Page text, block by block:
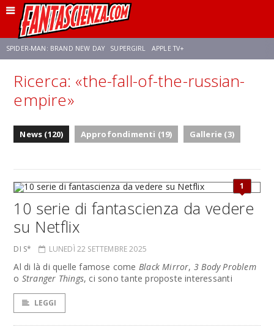
SPIDER-MAN: BRAND NEW DAY SUPERGIRL APPLE TV+
FRANCO RICCIARDIELLO ZENDAYA STAR TREK AVENGERS: DOOMSDAY
NETFLIX SADIE SINK CELIA ROSE GOODING
Ricerca: «the-fall-of-the-russian-
empire»
News (120) Approfondimenti (19) Gallerie (3)
1
10 serie di fantascienza da vedere
su Netflix
DI S* LUNEDÌ 22 SETTEMBRE 2025
Al di là di quelle famose come Black Mirror, 3 Body Problem
o Stranger Things, ci sono tante proposte interessanti
LEGGI